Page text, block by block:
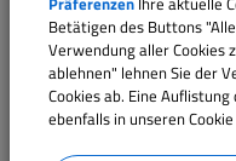
Einrichtungen;
Kommunale
Informationen
Betätigen des Buttons
Verwendung aller Cookies
ablehnen" lehnen Sie der
Cookies ab. Eine
ebenfalls in unseren